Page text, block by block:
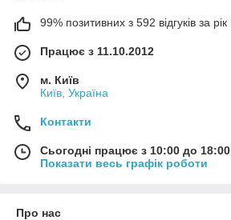
99% позитивних з 592 відгуків за рік
Працює з 11.10.2012
м. Київ
Київ, Україна
Контакти
Сьогодні працює з 10:00 до 18:00
Показати весь графік роботи
Про нас